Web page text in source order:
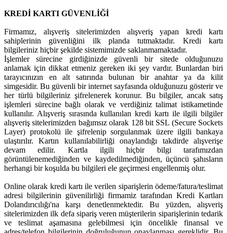
KREDİ KARTI GÜVENLİĞİ
Firmamız, alışveriş sitelerimizden alışveriş yapan kredi kartı
sahiplerinin güvenliğini ilk planda tutmaktadır. Kredi kartı
bilgileriniz hiçbir şekilde sistemimizde saklanmamaktadır.
İşlemler sürecine girdiğinizde güvenli bir sitede olduğunuzu
anlamak için dikkat etmeniz gereken iki şey vardır. Bunlardan biri
tarayıcınızın en alt satırında bulunan bir anahtar ya da kilit
simgesidir. Bu güvenli bir internet sayfasında olduğunuzu gösterir ve
her türlü bilgileriniz şifrelenerek korunur. Bu bilgiler, ancak satış
işlemleri sürecine bağlı olarak ve verdiğiniz talimat istikametinde
kullanılır. Alışveriş sırasında kullanılan kredi kartı ile ilgili bilgiler
alışveriş sitelerimizden bağımsız olarak 128 bit SSL (Secure Sockets
Layer) protokolü ile şifrelenip sorgulanmak üzere ilgili bankaya
ulaştırılır. Kartın kullanılabilirliği onaylandığı takdirde alışverişe
devam edilir. Kartla ilgili hiçbir bilgi tarafımızdan
görüntülenemediğinden ve kaydedilmediğinden, üçüncü şahısların
herhangi bir koşulda bu bilgileri ele geçirmesi engellenmiş olur.
Online olarak kredi kartı ile verilen siparişlerin ödeme/fatura/teslimat
adresi bilgilerinin güvenilirliği firmamiz tarafından Kredi Kartları
Dolandırıcılığı'na karşı denetlenmektedir. Bu yüzden, alışveriş
sitelerimizden ilk defa sipariş veren müşterilerin siparişlerinin tedarik
ve teslimat aşamasına gelebilmesi için öncelikle finansal ve